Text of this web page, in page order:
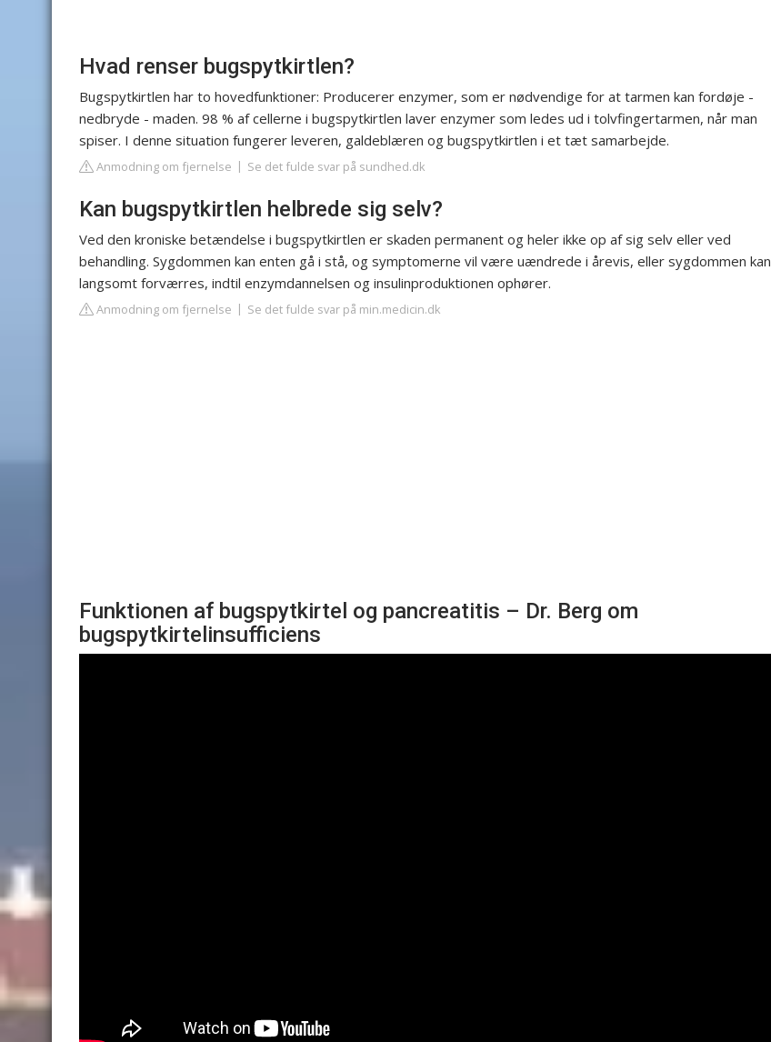
Hvad renser bugspytkirtlen?
Bugspytkirtlen har to hovedfunktioner: Producerer enzymer, som er nødvendige for at tarmen kan fordøje -
nedbryde - maden. 98 % af cellerne i bugspytkirtlen laver enzymer som ledes ud i tolvfingertarmen, når man
spiser. I denne situation fungerer leveren, galdeblæren og bugspytkirtlen i et tæt samarbejde.
Anmodning om fjernelse Se det fulde svar på sundhed.dk
Kan bugspytkirtlen helbrede sig selv?
Ved den kroniske betændelse i bugspytkirtlen er skaden permanent og heler ikke op af sig selv eller ved
behandling. Sygdommen kan enten gå i stå, og symptomerne vil være uændrede i årevis, eller sygdommen kan
langsomt forværres, indtil enzymdannelsen og insulinproduktionen ophører.
Anmodning om fjernelse Se det fulde svar på min.medicin.dk
Funktionen af ​​bugspytkirtel og pancreatitis – Dr. Berg om
bugspytkirtelinsufficiens